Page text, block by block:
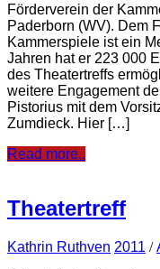
Förderverein der
Paderborn (WV). Dem
Kammerspiele ist ein
Jahren hat er 223 000
des Theatertreffs
weitere Engagement
Pistorius mit dem
Zumdieck. Hier […]
Read more..
Theatertreff
Kathrin Ruthven 2011 /